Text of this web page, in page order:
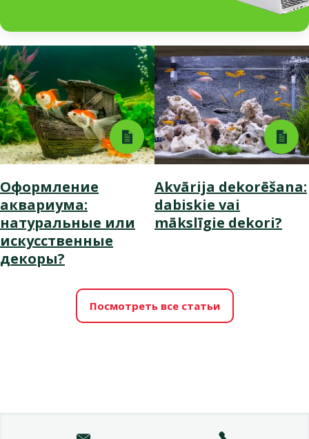
Оформление
аквариума:
натуральные или
искусственные
декоры?
Akvārija dekorēšana:
dabiskie vai
mākslīgie dekori?
Посмотреть все статьи